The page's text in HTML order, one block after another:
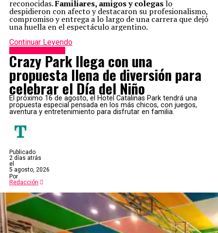
reconocidas.Familiares, amigos y colegaslo
despidieron con afecto y destacaron su profesionalismo,
compromiso y entrega a lo largo de una carrera que dejó
una huella en el espectáculo argentino.
Continuar Leyendo
Crazy Park llega con una
propuesta llena de diversión para
celebrar el Día del Niño
El próximo 16 de agosto, el Hotel Catalinas Park tendrá una
propuesta especial pensada en los más chicos, con juegos,
aventura y entretenimiento para disfrutar en familia.
Publicado
2 días atrás
el
5 agosto, 2026
Por
Redacción